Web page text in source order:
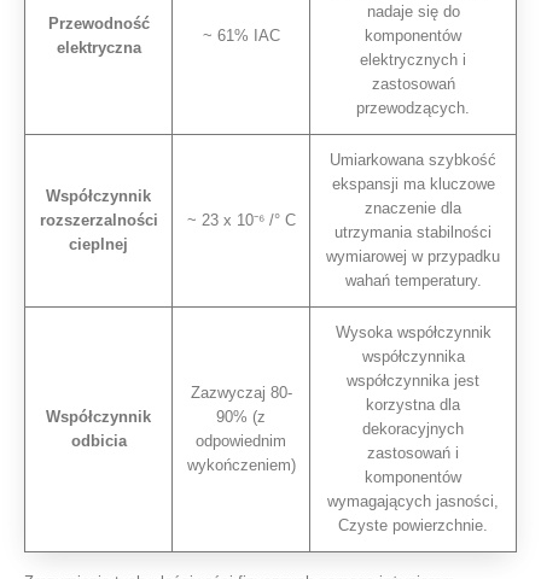
Przewodność
elektryczna
~ 61% IAC
nadaje się do
komponentów
elektrycznych i
zastosowań
przewodzących.
Współczynnik
rozszerzalności
cieplnej
~ 23 x 10⁻⁶ /° C
Umiarkowana szybkość
ekspansji ma kluczowe
znaczenie dla
utrzymania stabilności
wymiarowej w przypadku
wahań temperatury.
Współczynnik
odbicia
Zazwyczaj 80-
90% (z
odpowiednim
wykończeniem)
Wysoka współczynnik
współczynnika
współczynnika jest
korzystna dla
dekoracyjnych
zastosowań i
komponentów
wymagających jasności,
Czyste powierzchnie.